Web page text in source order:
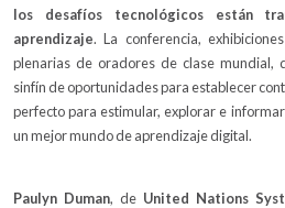
los desafíos tecnológicos están
aprendizaje. La conferencia,
plenarias de oradores de clase mundial,
sinfín de oportunidades para establecer
perfecto para estimular, explorar e
un mejor mundo de aprendizaje digital.
Paulyn Duman, de United Nations